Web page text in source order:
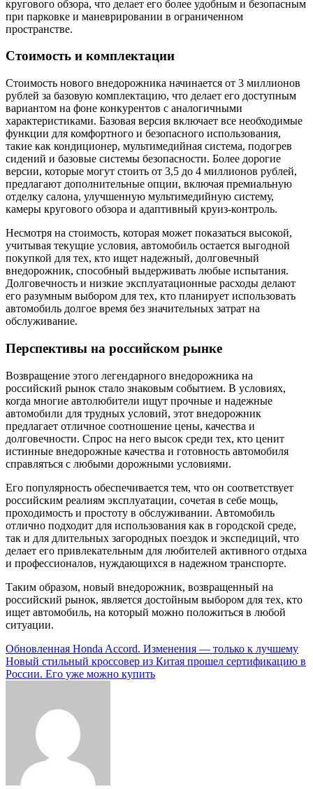
кругового обзора, что делает его более удобным и безопасным
при парковке и маневрировании в ограниченном
пространстве.
Стоимость и комплектации
Стоимость нового внедорожника начинается от 3 миллионов
рублей за базовую комплектацию, что делает его доступным
вариантом на фоне конкурентов с аналогичными
характеристиками. Базовая версия включает все необходимые
функции для комфортного и безопасного использования,
такие как кондиционер, мультимедийная система, подогрев
сидений и базовые системы безопасности. Более дорогие
версии, которые могут стоить от 3,5 до 4 миллионов рублей,
предлагают дополнительные опции, включая премиальную
отделку салона, улучшенную мультимедийную систему,
камеры кругового обзора и адаптивный круиз-контроль.
Несмотря на стоимость, которая может показаться высокой,
учитывая текущие условия, автомобиль остается выгодной
покупкой для тех, кто ищет надежный, долговечный
внедорожник, способный выдерживать любые испытания.
Долговечность и низкие эксплуатационные расходы делают
его разумным выбором для тех, кто планирует использовать
автомобиль долгое время без значительных затрат на
обслуживание.
Перспективы на российском рынке
Возвращение этого легендарного внедорожника на
российский рынок стало знаковым событием. В условиях,
когда многие автолюбители ищут прочные и надежные
автомобили для трудных условий, этот внедорожник
предлагает отличное соотношение цены, качества и
долговечности. Спрос на него высок среди тех, кто ценит
истинные внедорожные качества и готовность автомобиля
справляться с любыми дорожными условиями.
Его популярность обеспечивается тем, что он соответствует
российским реалиям эксплуатации, сочетая в себе мощь,
проходимость и простоту в обслуживании. Автомобиль
отлично подходит для использования как в городской среде,
так и для длительных загородных поездок и экспедиций, что
делает его привлекательным для любителей активного отдыха
и профессионалов, нуждающихся в надежном транспорте.
Таким образом, новый внедорожник, возвращенный на
российский рынок, является достойным выбором для тех, кто
ищет автомобиль, на который можно положиться в любой
ситуации.
Навигация
по
Обновленная Honda Accord. Изменения — только к лучшему
Новый стильный кроссовер из Китая прошел сертификацию в
России. Его уже можно купить